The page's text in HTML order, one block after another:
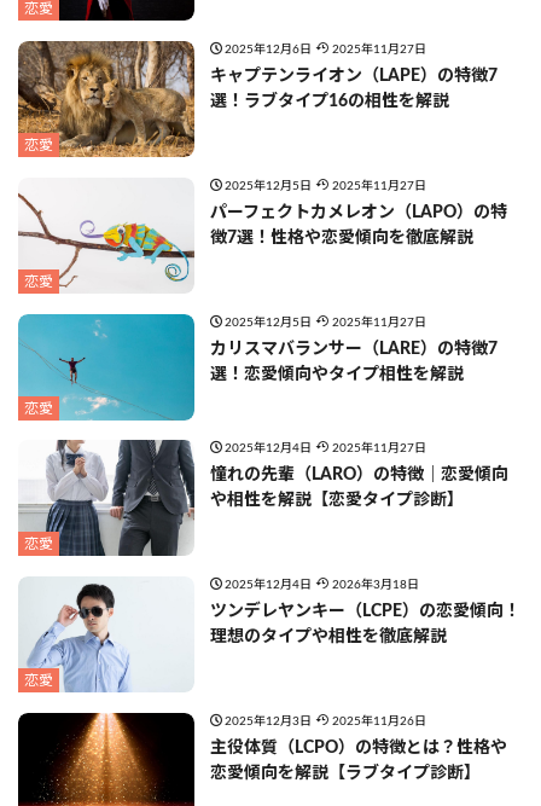
恋愛
恋愛
2025年12月6日 2025年11月27日
キャプテンライオン（LAPE）の特徴7
選！ラブタイプ16の相性を解説
恋愛
2025年12月5日 2025年11月27日
パーフェクトカメレオン（LAPO）の特
徴7選！性格や恋愛傾向を徹底解説
恋愛
2025年12月5日 2025年11月27日
カリスマバランサー（LARE）の特徴7
選！恋愛傾向やタイプ相性を解説
恋愛
2025年12月4日 2025年11月27日
憧れの先輩（LARO）の特徴｜恋愛傾向
や相性を解説【恋愛タイプ診断】
恋愛
2025年12月4日 2026年3月18日
ツンデレヤンキー（LCPE）の恋愛傾向！
理想のタイプや相性を徹底解説
2025年12月3日 2025年11月26日
主役体質（LCPO）の特徴とは？性格や
恋愛傾向を解説【ラブタイプ診断】